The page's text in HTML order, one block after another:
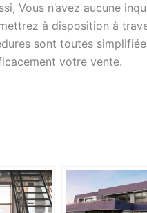
Vous n’avez aucune
à disposition à
sont toutes
votre vente.